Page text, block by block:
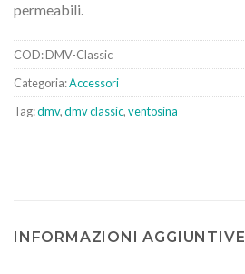
permeabili.
COD:DMV-Classic
Categoria:Accessori
Tag:dmv,dmv classic,ventosina
INFORMAZIONI AGGIUNTIVE